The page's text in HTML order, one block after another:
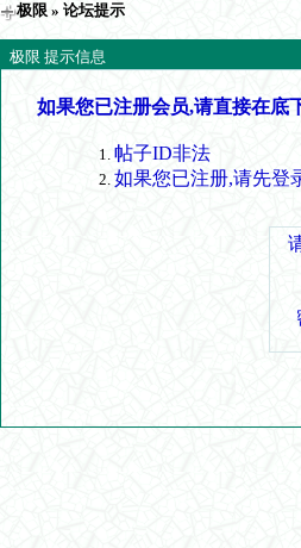
极限 » 论坛提示
极限 提示信息
如果您已注册会员,请直接在底
帖子ID非法
如果您已注册,请先登